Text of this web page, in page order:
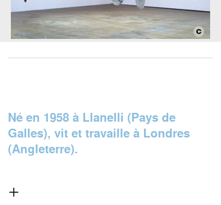
Né en 1958 à Llanelli (Pays de
Galles), vit et travaille à Londres
(Angleterre).